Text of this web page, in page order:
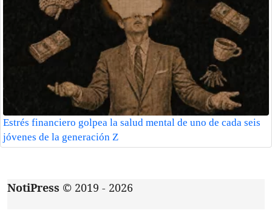
Estrés financiero golpea la salud mental de uno de cada seis
jóvenes de la generación Z
NotiPress © 2019 - 2026